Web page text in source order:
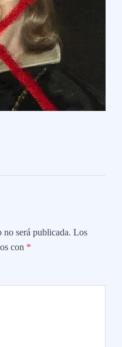
será publicada. Los
con *